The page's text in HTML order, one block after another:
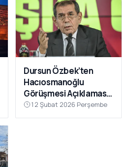
Dursun Özbek’ten
Hacıosmanoğlu
Görüşmesi Açıklaması:
“Galatasaray’ı Bu Tür
İddialarla
12 Şubat 2026 Perşembe